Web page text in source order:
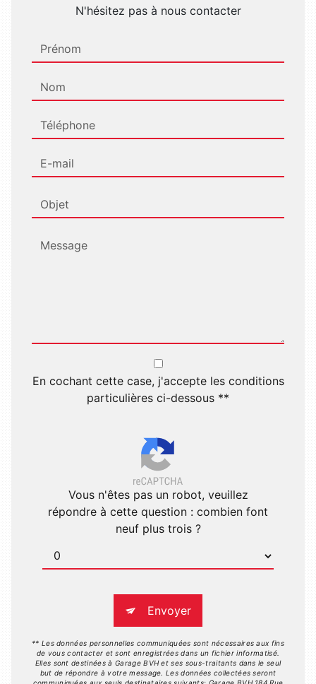
N'hésitez pas à nous contacter
En cochant cette case, j'accepte les conditions
particulières ci-dessous **
Vous n'êtes pas un robot, veuillez
répondre à cette question : combien font
neuf plus trois ?
Envoyer
** Les données personnelles communiquées sont nécessaires aux fins
de vous contacter et sont enregistrées dans un fichier informatisé.
Elles sont destinées à Garage BVH et ses sous-traitants dans le seul
but de répondre à votre message. Les données collectées seront